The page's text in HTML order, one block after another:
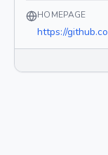
HOMEPAGE
https://